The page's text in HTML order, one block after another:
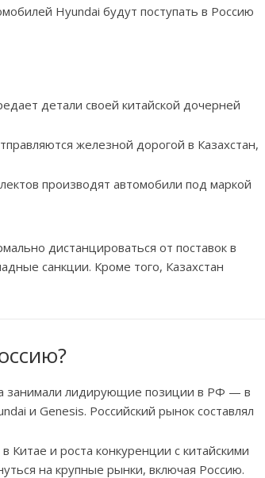
Hyundai будут поступать в Россию
детали своей китайской дочерней
железной дорогой в Казахстан,
производят автомобили под маркой
дистанцироваться от поставок в
санкции. Кроме того, Казахстан
занимали лидирующие позиции в РФ — в
и Genesis. Российский рынок составлял
Китае и роста конкуренции с китайскими
на крупные рынки, включая Россию.